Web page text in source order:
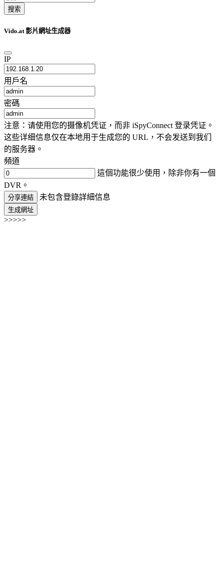
搜索
Vido.at 影片網址生成器
IP
用戶名
密碼
注意：请使用您的摄像机凭证，而非 iSpyConnect 登录凭证。
这些详细信息仅在本地用于生成您的 URL，不会发送到我们
的服务器。
頻道
這個功能很少使用，除非你有一個
DVR。
分享連結 未包含登錄詳細信息
生成網址
>>>>>